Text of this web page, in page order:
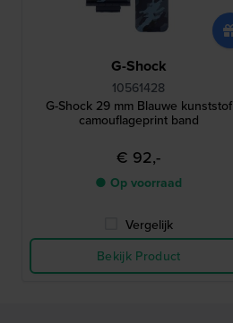
G-Shock
10561428
G-Shock 29 mm Blauwe kunststof
camouflageprint band
€ 92,-
● Op voorraad
Vergelijk
Bekijk Product